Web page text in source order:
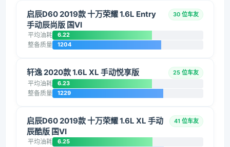
启辰D60 2019款 十万荣耀 1.6L Entry
手动辰尚版 国VI
30 位车友
平均油耗 6.22
整备质量 1204
轩逸 2020款 1.6L XL 手动悦享版 25 位车友
平均油耗 6.23
整备质量 1229
启辰D60 2019款 十万荣耀 1.6L XL 手动
辰酷版 国VI
41 位车友
平均油耗 6.25